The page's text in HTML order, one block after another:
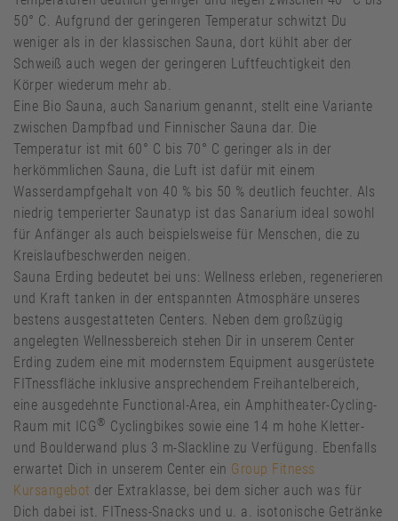
50° C. Aufgrund der geringeren Temperatur schwitzt Du
weniger als in der klassischen Sauna, dort kühlt aber der
Schweiß auch wegen der geringeren Luftfeuchtigkeit den
Körper wiederum mehr ab.
Eine Bio Sauna, auch Sanarium genannt, stellt eine Variante
zwischen Dampfbad und Finnischer Sauna dar. Die
Temperatur ist mit 60° C bis 70° C geringer als in der
herkömmlichen Sauna, die Luft ist dafür mit einem
Wasserdampfgehalt von 40 % bis 50 % deutlich feuchter. Als
niedrig temperierter Saunatyp ist das Sanarium ideal sowohl
für Anfänger als auch beispielsweise für Menschen, die zu
Kreislaufbeschwerden neigen.
Sauna Erding bedeutet bei uns: Wellness erleben, regenerieren
und Kraft tanken in der entspannten Atmosphäre unseres
bestens ausgestatteten Centers. Neben dem großzügig
angelegten Wellnessbereich stehen Dir in unserem Center
Erding zudem eine mit modernstem Equipment ausgerüstete
FITnessfläche inklusive ansprechendem Freihantelbereich,
eine ausgedehnte Functional-Area, ein Amphitheater-Cycling-
Raum mit ICG ®️ Cyclingbikes sowie eine 14 m hohe Kletter-
und Boulderwand plus 3 m-Slackline zu Verfügung. Ebenfalls
erwartet Dich in unserem Center ein Group Fitness
Kursangebot der Extraklasse, bei dem sicher auch was für
Dich dabei ist. FITness-Snacks und u. a. isotonische Getränke